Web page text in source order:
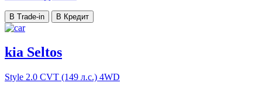
В Trade-in В Кредит
kia Seltos
Style 2.0 CVT (149 л.с.) 4WD